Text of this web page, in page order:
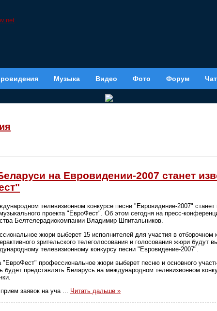
Музыка Видео Фото Форум Чат
на Евровидении-2007 станет
телевизионном конкурсе песни "Евровидение-2007" станет
проекта "ЕвроФест". Об этом сегодня на пресс-
Белтелерадиокомпании Владимир Шпитальников.
жюри выберет 15 исполнителей для участия в отборочном
зрительского телеголосования и голосования жюри будут
телевизионному конкурсу песни "Евровидение-2007".
профессиональное жюри выберет песню и основного
будет представлять Беларусь на международном телевизионном
заявок на уча ... Читать дальше »